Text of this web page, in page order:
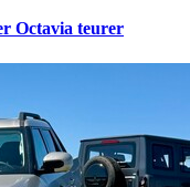
Octavia teurer